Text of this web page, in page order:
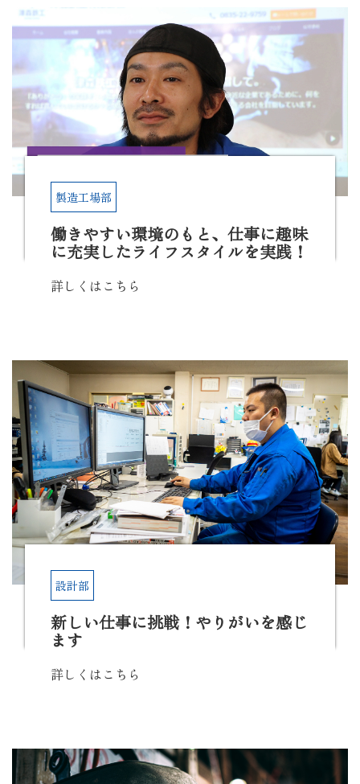
働きやすい環境のもと、仕事に趣味
に充実したライフスタイルを実践！
製造工場部
詳しくはこちら
新しい仕事に挑戦！やりがいを感じ
ます
設計部
詳しくはこちら